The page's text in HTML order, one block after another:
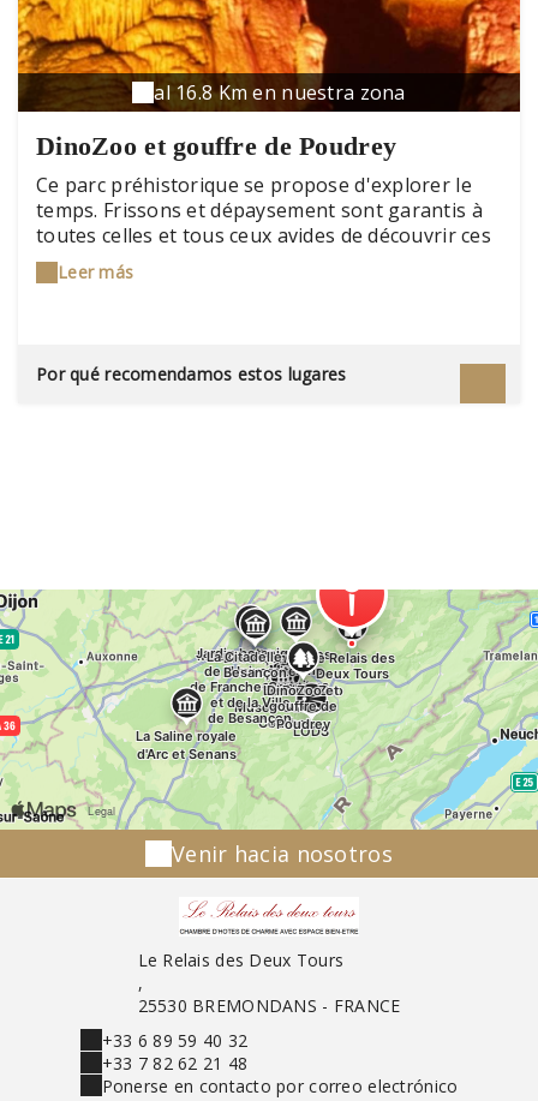
al 16.8 Km en nuestra zona
DinoZoo et gouffre de Poudrey
Ce parc préhistorique se propose d'explorer le
temps. Frissons et dépaysement sont garantis à
toutes celles et tous ceux avides de découvrir ces
fantastiques créatures qui ont régné naguère sur
la planète durant plus de 160 millions d'années :
Leer más
Por qué recomendamos estos lugares
Venir hacia nosotros
Le Relais des Deux Tours
,
25530 BREMONDANS - FRANCE
+33 6 89 59 40 32
+33 7 82 62 21 48
Ponerse en contacto por correo electrónico